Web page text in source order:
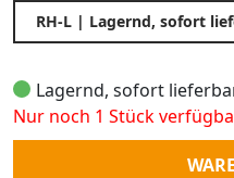
Lagernd, sofort
Nur noch 1 Stück
Anzahl